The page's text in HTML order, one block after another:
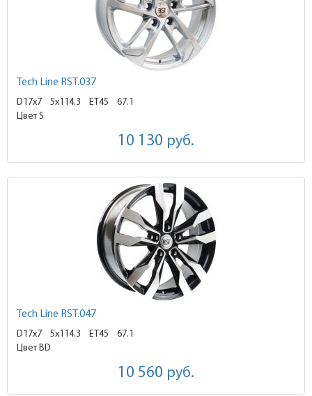
Tech Line RST.037
D17x7 5x114.3 ET45
67.1
Цвет S
10 130 руб.
Tech Line RST.047
D17x7 5x114.3 ET45
67.1
Цвет BD
10 560 руб.